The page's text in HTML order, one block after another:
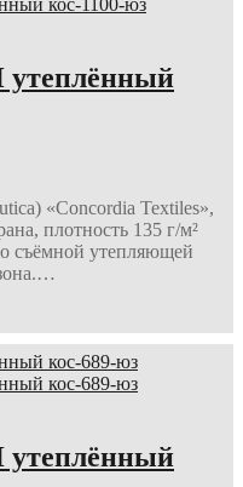
«Concordia Textiles»,
плотность 135 г/м²
съёмной утепляющей